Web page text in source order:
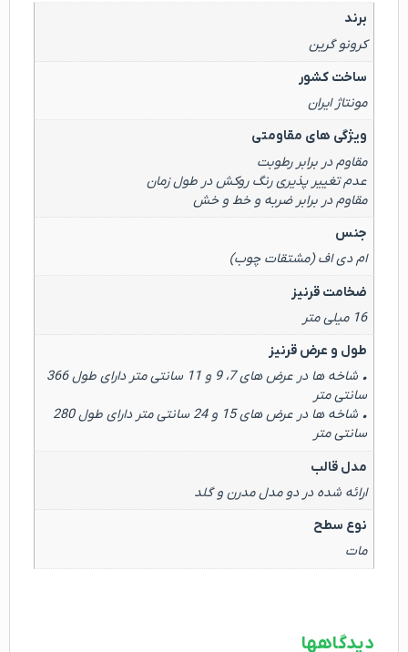
برند
کرونو گرین
ساخت کشور
مونتاژ ایران
ویژگی های مقاومتی
مقاوم در برابر رطوبت
عدم تغییر پذیری رنگ روکش در طول زمان
مقاوم در برابر ضربه و خط و خش
جنس
ام دی اف (مشتقات چوب)
ضخامت قرنیز
16 میلی متر
طول و عرض قرنیز
• شاخه ها در عرض های 7، 9 و 11 سانتی متر دارای طول 366
سانتی متر
• شاخه ها در عرض های 15 و 24 سانتی متر دارای طول 280
سانتی متر
مدل قالب
ارائه شده در دو مدل مدرن و گلد
نوع سطح
مات
دیدگاهها